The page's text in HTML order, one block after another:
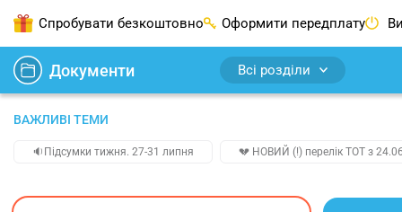
Спробувати безкоштовно Оформити передплату
Документи Всі розділи
ВАЖЛИВІ ТЕМИ
🔉Підсумки тижня. 27-31 липня 💔 НОВИЙ (!) перелік ТОТ з